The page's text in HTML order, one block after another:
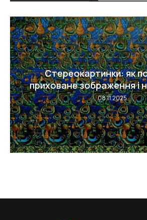
Лопнув судина в оці —
стається...
08.11.2025